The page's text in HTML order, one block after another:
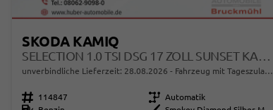
SKODA KAMIQ
SELECTION 1.0 TSI DSG 17 ZOLL SUNSET KAMERA PDC V+H
unverbindliche Lieferzeit: 28.08.2026 Fahrzeug mit Tageszulassung
Fahrzeugnr. 114847 Getriebe Automatik